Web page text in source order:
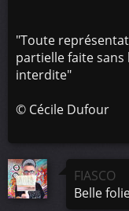
"Toute
partielle faite
interdite"
© Cécile Dufour
FIASCO
Belle